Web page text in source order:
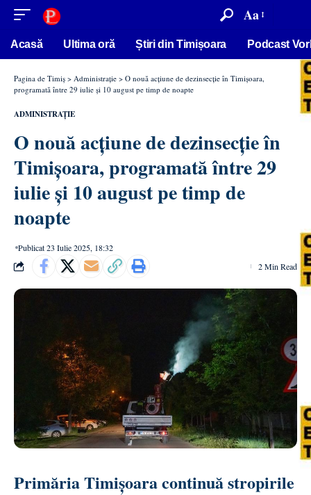
conținut Aa
Acasă Ultima oră Știri din Timișoara Podcast
Pagina de Timiș > Administrație > O nouă acțiune de dezinsecție în Timișoara,
programată între 29 iulie și 10 august pe timp de noapte
ADMINISTRAȚIE
O nouă acțiune de dezinsecție în
Timișoara, programată între 29
iulie și 10 august pe timp de
noapte
Publicat 23 Iulie 2025, 18:32
2 Min Read
Primăria Timișoara continuă stropirile